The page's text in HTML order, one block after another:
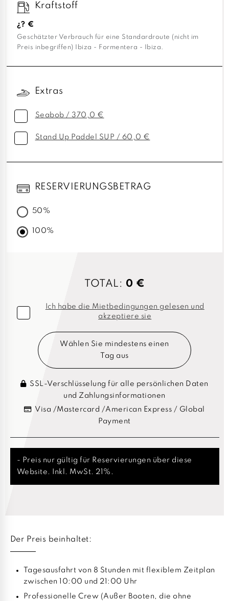
Kraftstoff
¿? €
Geschätzter Verbrauch für eine Standardroute (nicht im
Preis inbegriffen) Ibiza - Formentera - Ibiza.
Extras
Seabob / 370,0 €
Stand Up Paddel SUP / 60,0 €
RESERVIERUNGSBETRAG
50%
100%
TOTAL: 0 €
Ich habe die Mietbedingungen gelesen und
akzeptiere sie
Wählen Sie mindestens einen
Tag aus
SSL-Verschlüsselung für alle persönlichen Daten
und Zahlungsinformationen
Visa /Mastercard /American Express / Global
Payment
- Preis nur gültig für Reservierungen über diese
Website. Inkl. MwSt. 21%.
Der Preis beinhaltet:
Tagesausfahrt von 8 Stunden mit flexiblem Zeitplan
zwischen 10:00 und 21:00 Uhr
Professionelle Crew (Außer Booten, die ohne